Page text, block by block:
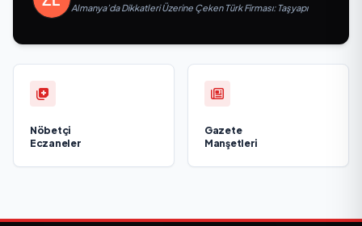
Almanya’da Dikkatleri Üzerine Çeken Türk Firması: Taşyapı
Nöbetçi
Eczaneler
Gazete
Manşetleri